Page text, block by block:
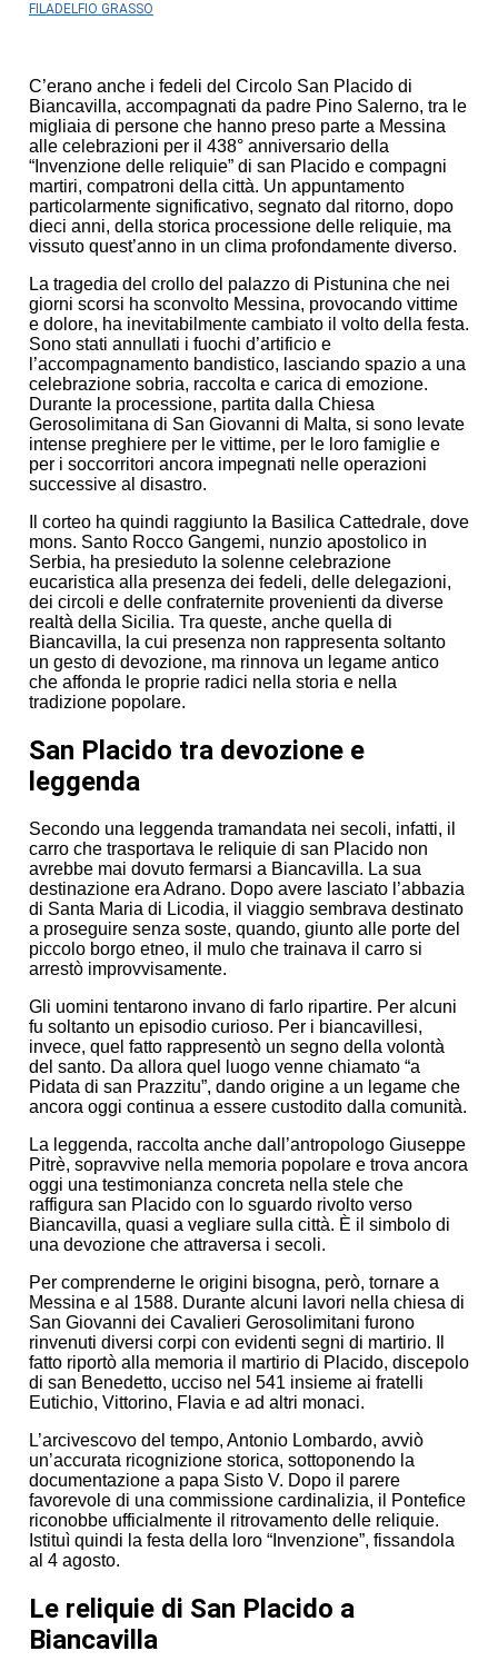
FILADELFIO GRASSO
C’erano anche i fedeli del Circolo San Placido di
Biancavilla, accompagnati da padre Pino Salerno, tra le
migliaia di persone che hanno preso parte a Messina
alle celebrazioni per il 438° anniversario della
“Invenzione delle reliquie” di san Placido e compagni
martiri, compatroni della città. Un appuntamento
particolarmente significativo, segnato dal ritorno, dopo
dieci anni, della storica processione delle reliquie, ma
vissuto quest’anno in un clima profondamente diverso.
La tragedia del crollo del palazzo di Pistunina che nei
giorni scorsi ha sconvolto Messina, provocando vittime
e dolore, ha inevitabilmente cambiato il volto della festa.
Sono stati annullati i fuochi d’artificio e
l’accompagnamento bandistico, lasciando spazio a una
celebrazione sobria, raccolta e carica di emozione.
Durante la processione, partita dalla Chiesa
Gerosolimitana di San Giovanni di Malta, si sono levate
intense preghiere per le vittime, per le loro famiglie e
per i soccorritori ancora impegnati nelle operazioni
successive al disastro.
Il corteo ha quindi raggiunto la Basilica Cattedrale, dove
mons. Santo Rocco Gangemi, nunzio apostolico in
Serbia, ha presieduto la solenne celebrazione
eucaristica alla presenza dei fedeli, delle delegazioni,
dei circoli e delle confraternite provenienti da diverse
realtà della Sicilia. Tra queste, anche quella di
Biancavilla, la cui presenza non rappresenta soltanto
un gesto di devozione, ma rinnova un legame antico
che affonda le proprie radici nella storia e nella
tradizione popolare.
San Placido tra devozione e
leggenda
Secondo una leggenda tramandata nei secoli, infatti, il
carro che trasportava le reliquie di san Placido non
avrebbe mai dovuto fermarsi a Biancavilla. La sua
destinazione era Adrano. Dopo avere lasciato l’abbazia
di Santa Maria di Licodia, il viaggio sembrava destinato
a proseguire senza soste, quando, giunto alle porte del
piccolo borgo etneo, il mulo che trainava il carro si
arrestò improvvisamente.
Gli uomini tentarono invano di farlo ripartire. Per alcuni
fu soltanto un episodio curioso. Per i biancavillesi,
invece, quel fatto rappresentò un segno della volontà
del santo. Da allora quel luogo venne chiamato “a
Pidata di san Prazzitu”, dando origine a un legame che
ancora oggi continua a essere custodito dalla comunità.
La leggenda, raccolta anche dall’antropologo Giuseppe
Pitrè, sopravvive nella memoria popolare e trova ancora
oggi una testimonianza concreta nella stele che
raffigura san Placido con lo sguardo rivolto verso
Biancavilla, quasi a vegliare sulla città. È il simbolo di
una devozione che attraversa i secoli.
Per comprenderne le origini bisogna, però, tornare a
Messina e al 1588. Durante alcuni lavori nella chiesa di
San Giovanni dei Cavalieri Gerosolimitani furono
rinvenuti diversi corpi con evidenti segni di martirio. Il
fatto riportò alla memoria il martirio di Placido, discepolo
di san Benedetto, ucciso nel 541 insieme ai fratelli
Eutichio, Vittorino, Flavia e ad altri monaci.
L’arcivescovo del tempo, Antonio Lombardo, avviò
un’accurata ricognizione storica, sottoponendo la
documentazione a papa Sisto V. Dopo il parere
favorevole di una commissione cardinalizia, il Pontefice
riconobbe ufficialmente il ritrovamento delle reliquie.
Istituì quindi la festa della loro “Invenzione”, fissandola
al 4 agosto.
Le reliquie di San Placido a
Biancavilla